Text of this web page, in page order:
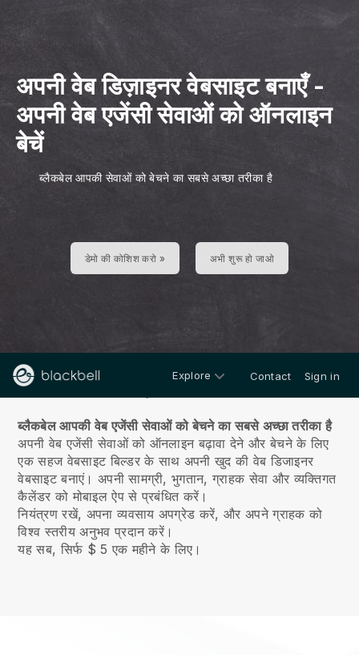
अपनी वेब डिज़ाइनर वेबसाइट बनाएँ-
अपनी वेब एजेंसी सेवाओं को ऑनलाइन
बेचें
ब्लैकबेल आपकी सेवाओं को बेचने का सबसे अच्छा तरीका है
डेमो की कोशिश करो » अभी शुरू हो जाओ
Explore Contact Sign in
ब्लैकबेल आपकी वेब एजेंसी सेवाओं को बेचने का सबसे अच्छा तरीका है
अपनी वेब एजेंसी सेवाओं को ऑनलाइन बढ़ावा देने और बेचने के लिए
एक सहज वेबसाइट बिल्डर के साथ अपनी खुद की वेब डिजाइनर
वेबसाइट बनाएं। अपनी सामग्री, भुगतान, ग्राहक सेवा और व्यक्तिगत
कैलेंडर को मोबाइल ऐप से प्रबंधित करें।
नियंत्रण रखें, अपना व्यवसाय अपग्रेड करें, और अपने ग्राहक को
विश्व स्तरीय अनुभव प्रदान करें।
यह सब, सिर्फ $ 5 एक महीने के लिए।